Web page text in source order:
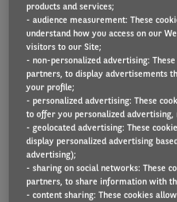
DEMANDER UNE OFFRE
Assurances: notre offre
souscrites par le biais
46,06: assurance RC (EUR
2,79) et assurance
trouvereziciplus
products and services;
- audience measurement: These
understand how you access on our
visitors to our Site;
- non-personalized advertising:
partners, to display advertisements
your profile;
- personalized advertising: These
to offer you personalized
- geolocated advertising: These
display personalized advertising
advertising);
- sharing on social networks: These
partners, to share information with
- content sharing: These cookies